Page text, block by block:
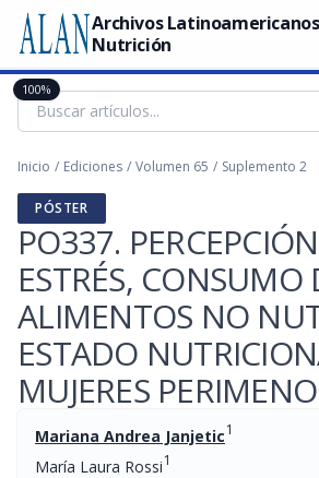
Archivos
Nutrición
Inicio / Ediciones / Volumen 65 / Suplemento 2
PÓSTER
PO337.
ESTRÉS, CONSUMO
ALIMENTOS NO
ESTADO
MUJERES
Mariana Andrea Janjetic1
María Laura Rossi1
100%